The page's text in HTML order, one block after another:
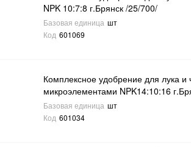
NPK 10:7:8 г.Брянск /25/700/
Базовая единица шт
Код 601069
Комплексное удобрение для лука и
микроэлементами NPK14:10:16
Базовая единица шт
Код 601034